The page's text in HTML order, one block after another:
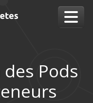
Pods